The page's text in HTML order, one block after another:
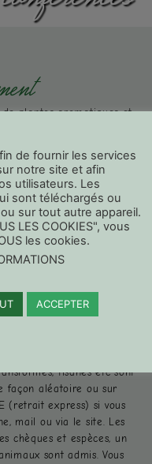
plantes aromatiques et
et infusions bio, Jean-
faire de la plantation
pour vous
Cultivées à la ferme sur
aromatiques et
répondent au cahier des
transformées par la
tisanes etc sont
façon aléatoire ou sur
(retrait express) si vous
mail ou via le site. Les
chèques et espèces, un
sont admis. Vous
de fournir les services
notre site et afin
utilisateurs. Les
sont téléchargés ou
sur tout autre appareil.
LES COOKIES", vous
les cookies.
ACCEPTER